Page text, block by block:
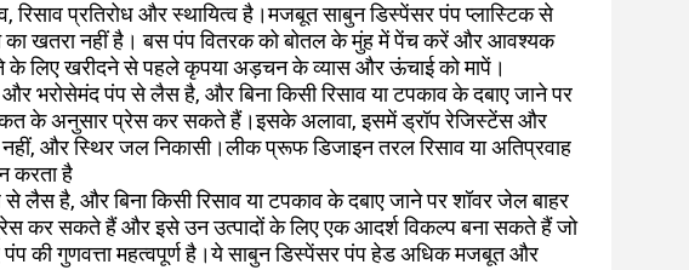
रिसाव प्रतिरोध और स्थायित्व है।मजबूत साबुन डिस्पेंसर पंप प्लास्टिक से
खतरा नहीं है। बस पंप वितरक को बोतल के मुंह में पेंच करें और आवश्यक
के लिए खरीदने से पहले कृपया अड़चन के व्यास और ऊंचाई को मापें।
भरोसेमंद पंप से लैस है, और बिना किसी रिसाव या टपकाव के दबाए जाने पर
के अनुसार प्रेस कर सकते हैं।इसके अलावा, इसमें ड्रॉप रेजिस्टेंस और
और स्थिर जल निकासी।लीक प्रूफ डिजाइन तरल रिसाव या अतिप्रवाह
करता है
है, और बिना किसी रिसाव या टपकाव के दबाए जाने पर शॉवर जेल बाहर
सकते हैं और इसे उन उत्पादों के लिए एक आदर्श विकल्प बना सकते हैं जो
की गुणवत्ता महत्वपूर्ण है।ये साबुन डिस्पेंसर पंप हेड अधिक मजबूत और